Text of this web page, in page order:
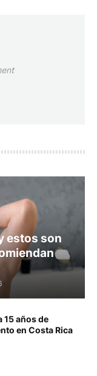
estos son
15 años de
en Costa Rica